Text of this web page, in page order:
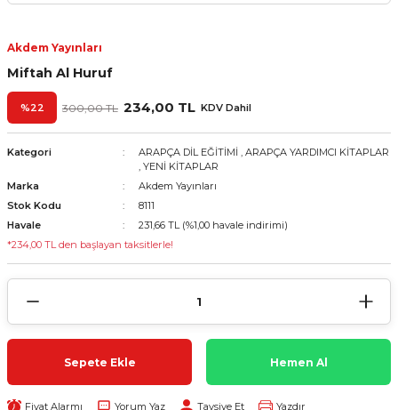
Akdem Yayınları
Miftah Al Huruf
%22 300,00 TL 234,00 TL KDV Dahil
Kategori ARAPÇA DİL EĞİTİMİ , ARAPÇA YARDIMCI KİTAPLAR
, YENİ KİTAPLAR
Marka
Akdem Yayınları
Stok Kodu
8111
Havale
231,66 TL (%1,00 havale indirimi)
*234,00 TL den başlayan taksitlerle!
Sepete Ekle Hemen Al
Fiyat Alarmı Yorum Yaz Tavsiye Et Yazdır